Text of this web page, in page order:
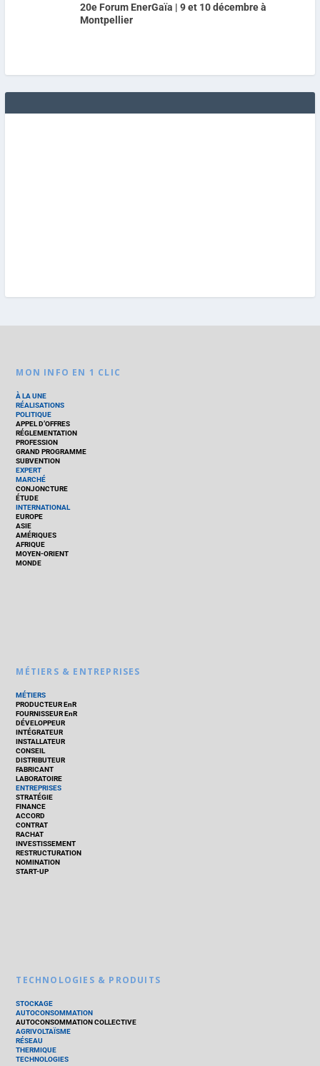
20e Forum EnerGaïa | 9 et 10 décembre à
Montpellier
MON INFO EN 1 CLIC
À LA UNE
RÉALISATIONS
POLITIQUE
APPEL D’OFFRES
RÉGLEMENTATION
PROFESSION
GRAND PROGRAMME
SUBVENTION
EXPERT
MARCHÉ
CONJONCTURE
ÉTUDE
INTERNATIONAL
EUROPE
ASIE
AMÉRIQUES
AFRIQUE
MOYEN-ORIENT
MONDE
MÉTIERS & ENTREPRISES
MÉTIERS
PRODUCTEUR EnR
FOURNISSEUR EnR
DÉVELOPPEUR
INTÉGRATEUR
INSTALLATEUR
CONSEIL
DISTRIBUTEUR
FABRICANT
LABORATOIRE
ENTREPRISES
STRATÉGIE
FINANCE
ACCORD
CONTRAT
RACHAT
INVESTISSEMENT
RESTRUCTURATION
NOMINATION
START-UP
TECHNOLOGIES & PRODUITS
STOCKAGE
AUTOCONSOMMATION
AUTOCONSOMMATION COLLECTIVE
AGRIVOLTAÏSME
RÉSEAU
THERMIQUE
TECHNOLOGIES